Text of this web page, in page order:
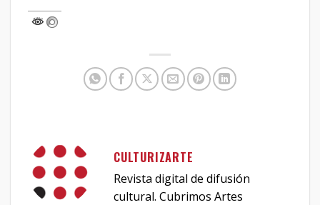
CULTURIZARTE
Revista digital de difusión
cultural. Cubrimos Artes